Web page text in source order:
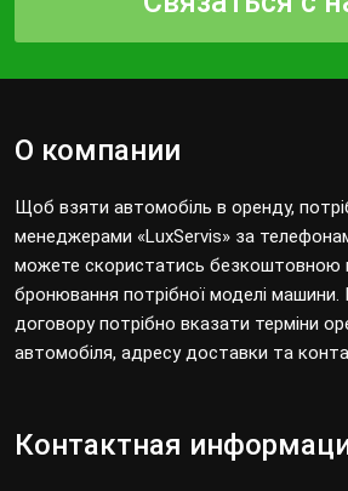
О компании
Щоб взяти автомобіль в оренду,
менеджерами «LuxServis» за
можете скористатись безкоштовною
бронювання потрібної моделі
договору потрібно вказати терміни
автомобіля, адресу доставки та
Контактная